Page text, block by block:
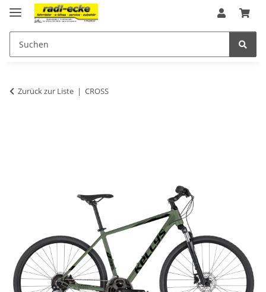
Zurück zur Liste CROSS